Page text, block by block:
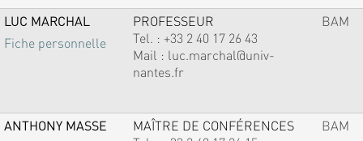
LUC MARCHAL
Fiche personnelle
PROFESSEUR
Tel. : +33 2 40 17 26 43
Mail : luc.marchal@univ-
nantes.fr
BAM
ANTHONY MASSE
MAÎTRE DE CONFÉRENCES
BAM